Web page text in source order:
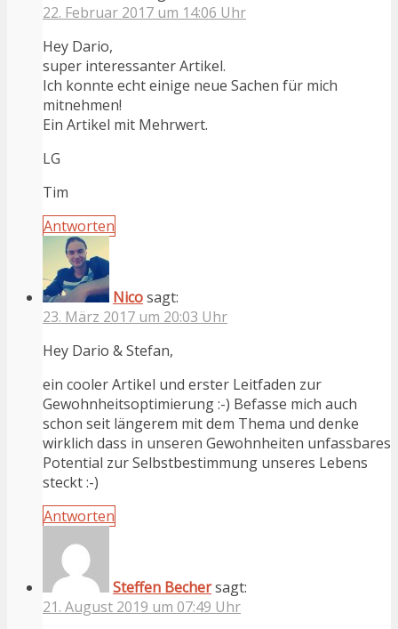
22. Februar 2017 um 14:06 Uhr
Hey Dario,
super interessanter Artikel.
Ich konnte echt einige neue Sachen für mich
mitnehmen!
Ein Artikel mit Mehrwert.
LG
Tim
Antworten
Nicosagt:
23. März 2017 um 20:03 Uhr
Hey Dario & Stefan,
ein cooler Artikel und erster Leitfaden zur
Gewohnheitsoptimierung :-) Befasse mich auch
schon seit längerem mit dem Thema und denke
wirklich dass in unseren Gewohnheiten unfassbares
Potential zur Selbstbestimmung unseres Lebens
steckt :-)
Antworten
Steffen Bechersagt:
21. August 2019 um 07:49 Uhr